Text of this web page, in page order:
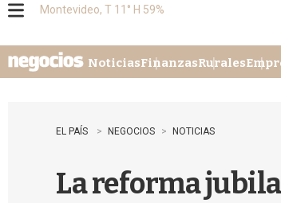
u
Montevideo, T 11° H 59%
NoticiasFinanzasRurales
EL PAÍS NEGOCIOS NOTICIAS
La reforma